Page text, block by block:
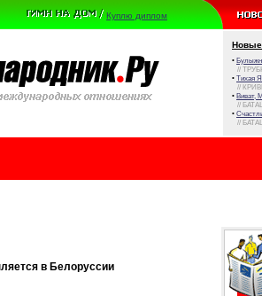
Куплю диплом
Новые
•
//
• Тихая
//
• Виват,
//
•
//
в Белоруссии